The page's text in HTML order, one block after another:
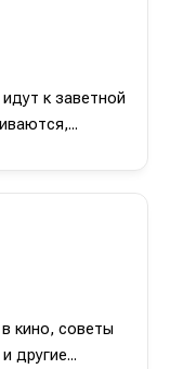
к заветной
кино, советы
другие...